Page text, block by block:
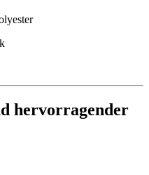
hervorragender